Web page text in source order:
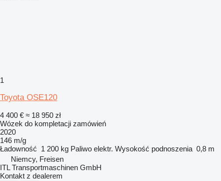
1
Toyota OSE120
4 400 € ≈ 18 950 zł
Wózek do kompletacji zamówień
2020
146 m/g
Ładowność 1 200 kg Paliwo elektr. Wysokość podnoszenia 0,8 m
Niemcy, Freisen
ITL Transportmaschinen GmbH
Kontakt z dealerem